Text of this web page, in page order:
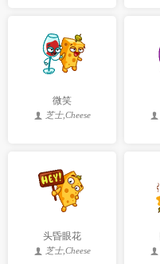
微笑
芝士,Cheese
头昏眼花
芝士,Cheese